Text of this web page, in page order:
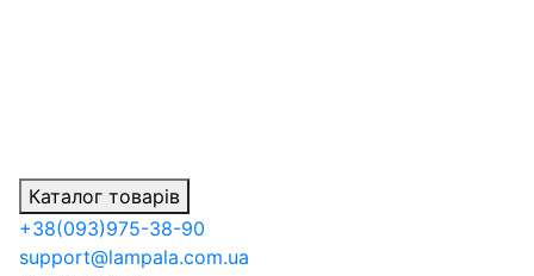
Каталог товарів
+38(093)975-38-90
support@lampala.com.ua